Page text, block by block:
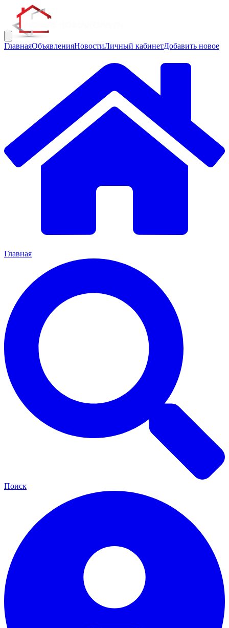
ГлавнаяОбъявленияНовостиЛичный кабинетДобавить новое
Главная
Поиск